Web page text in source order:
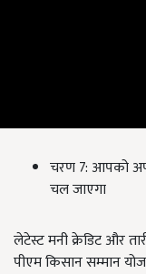
चरण 7: आपको
चल जाएगा
लेटेस्ट मनी क्रेडिट और
पीएम किसान सम्मान